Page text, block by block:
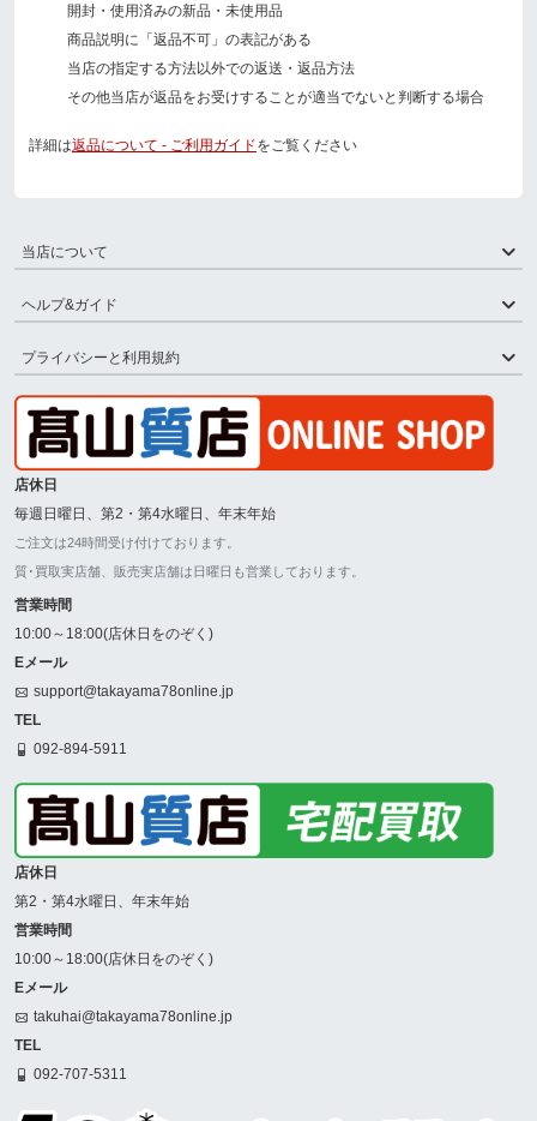
開封・使用済みの新品・未使用品
商品説明に「返品不可」の表記がある
当店の指定する方法以外での返送・返品方法
その他当店が返品をお受けすることが適当でないと判断する場合
詳細は返品について - ご利用ガイドをご覧ください
当店について
ヘルプ&ガイド
プライバシーと利用規約
店休日
毎週日曜日、第2・第4水曜日、年末年始
ご注文は24時間受け付けております。
質･買取実店舗、販売実店舗は日曜日も営業しております。
営業時間
10:00～18:00(店休日をのぞく)
Eメール
support@takayama78online.jp
TEL
092-894-5911
店休日
第2・第4水曜日、年末年始
営業時間
10:00～18:00(店休日をのぞく)
Eメール
takuhai@takayama78online.jp
TEL
092-707-5311